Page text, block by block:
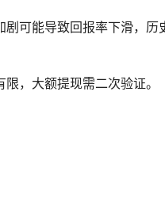
可能导致回报率下滑，历
，大额提现需二次验证。